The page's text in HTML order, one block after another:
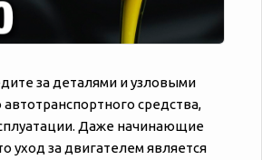
за деталями и узловыми
средства,
Даже начинающие
уход за двигателем является